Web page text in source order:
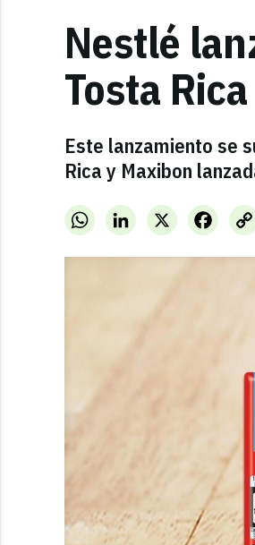
Nestlé
Tosta
Este lanzamiento se
Rica y Maxibon
WhatsAppLinkedInX